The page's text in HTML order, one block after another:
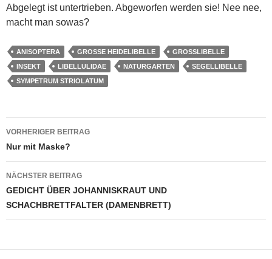
Abgelegt ist untertrieben. Abgeworfen werden sie! Nee nee,
macht man sowas?
ANISOPTERA GROSSE HEIDELIBELLE
GROSSLIBELLE
INSEKT
LIBELLULIDAE NATURGARTEN
SEGELLIBELLE
SYMPETRUM STRIOLATUM
Beitragsnavigation
VORHERIGER BEITRAG
Nur mit Maske?
NÄCHSTER BEITRAG
GEDICHT ÜBER JOHANNISKRAUT UND
SCHACHBRETTFALTER (DAMENBRETT)